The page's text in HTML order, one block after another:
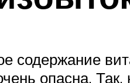
содержание
опасна.